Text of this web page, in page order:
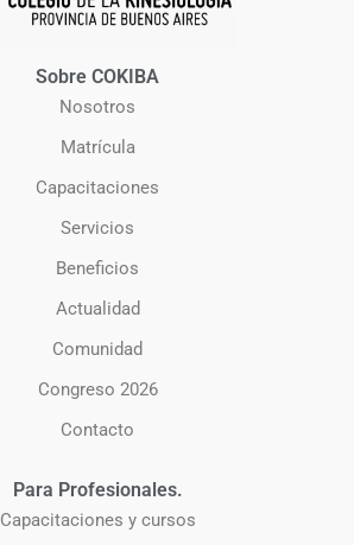
Sobre COKIBA
Nosotros
Matrícula
Capacitaciones
Servicios
Beneficios
Actualidad
Comunidad
Congreso 2026
Contacto
Para Profesionales.
Capacitaciones y cursos